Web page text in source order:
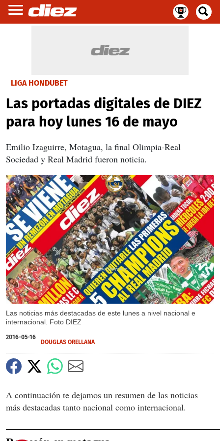
LIGA HONDUBET
Las portadas digitales de DIEZ
para hoy lunes 16 de mayo
Emilio Izaguirre, Motagua, la final Olimpia-Real
Sociedad y Real Madrid fueron noticia.
Las noticias más destacadas de este lunes a nivel nacional e
internacional. Foto DIEZ
X
X
X
X
X
X
X
2016-05-16
DOUGLAS ORELLANA
A continuación te dejamos un resumen de las noticias
más destacadas tanto nacional como internacional.